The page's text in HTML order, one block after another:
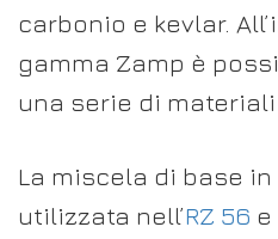
carbonio e kevlar.
gamma Zamp è
una serie di
La miscela di base
utilizzata nell’RZ 56 e